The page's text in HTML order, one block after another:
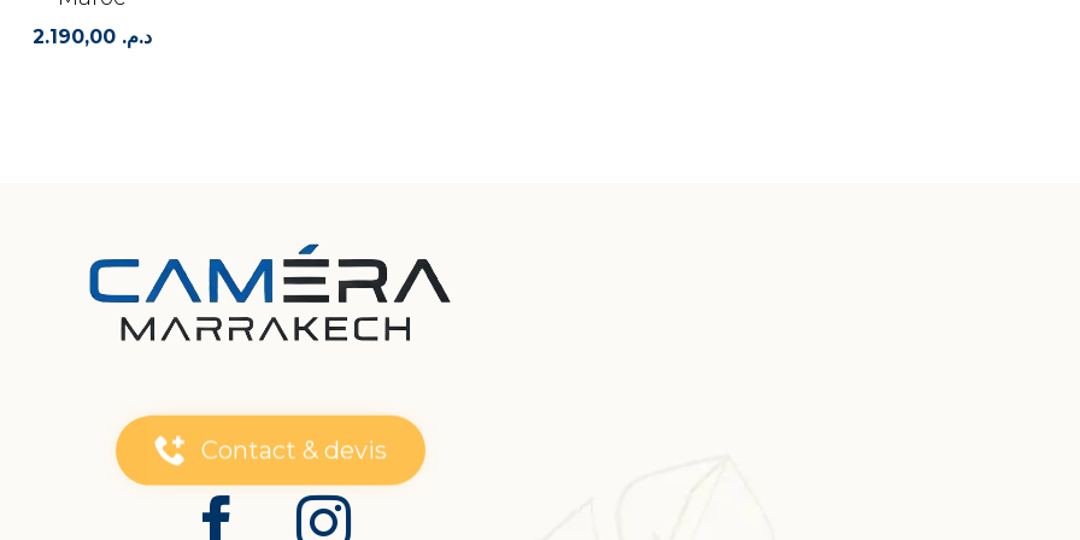
د.م. 2.190,00
Contact & devis